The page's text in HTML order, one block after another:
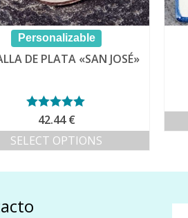
Personalizable
DE PLATA «SAN JOSÉ»
Valorado con
5.00de 5
42.44€
SELECT OPTIONS